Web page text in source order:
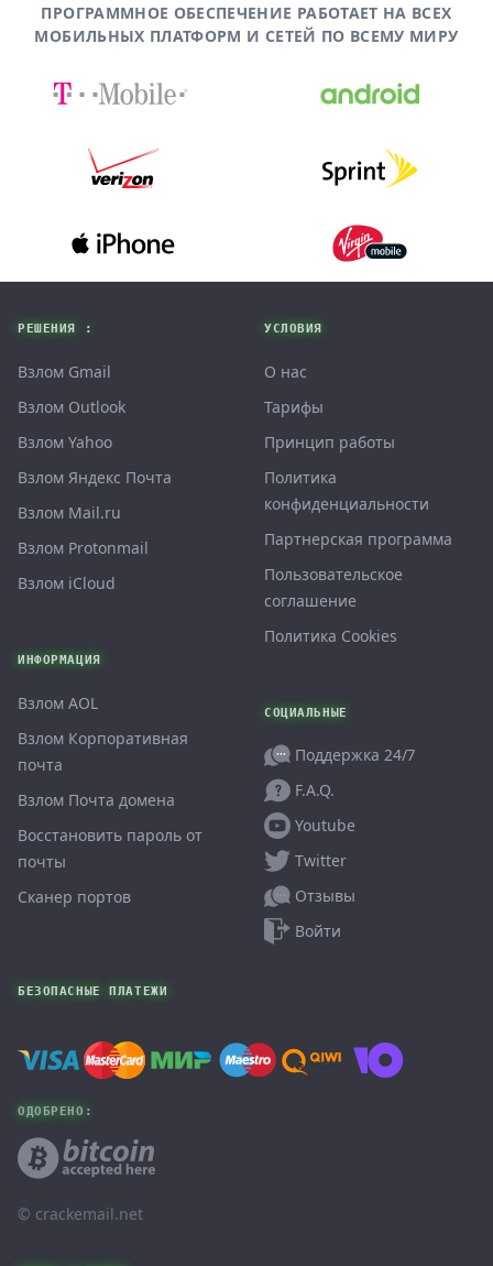
ПРОГРАММНОЕ ОБЕСПЕЧЕНИЕ РАБОТАЕТ НА ВСЕХ
МОБИЛЬНЫХ ПЛАТФОРМ И СЕТЕЙ ПО ВСЕМУ МИРУ
РЕШЕНИЯ :
Взлом Gmail
Взлом Outlook
Взлом Yahoo
Взлом Яндекс Почта
Взлом Mail.ru
Взлом Protonmail
Взлом iCloud
ИНФОРМАЦИЯ
Взлом AOL
Взлом Корпоративная
почта
Взлом Почта домена
Восстановить пароль от
почты
Сканер портов
УСЛОВИЯ
О нас
Тарифы
Принцип работы
Политика
конфиденциальности
Партнерская программа
Пользовательское
соглашение
Политика Cookies
СОЦИАЛЬНЫЕ
Поддержка 24/7
F.A.Q.
Youtube
Twitter
Отзывы
Войти
БЕЗОПАСНЫЕ ПЛАТЕЖИ
ОДОБРЕНО:
© ‌crackemail.net